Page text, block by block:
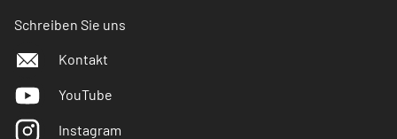
Schreiben Sie uns
Kontakt
YouTube
Instagram